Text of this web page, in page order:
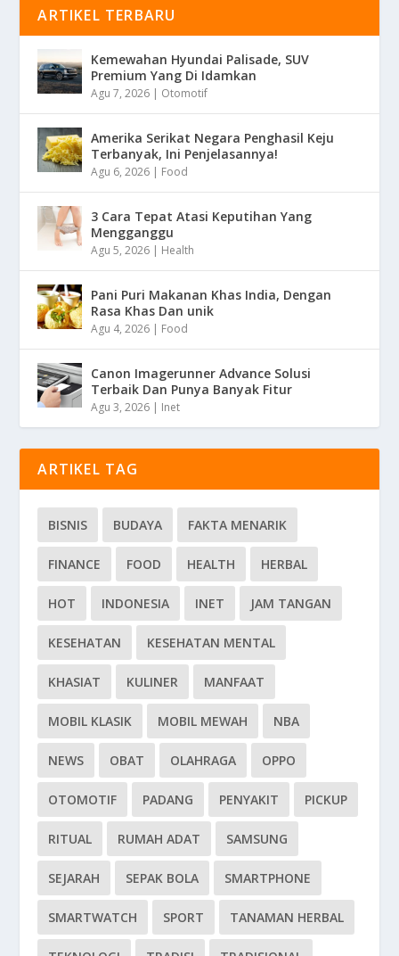
ARTIKEL TERBARU
Kemewahan Hyundai Palisade, SUV
Premium Yang Di Idamkan
Agu 7, 2026 | Otomotif
Amerika Serikat Negara Penghasil Keju
Terbanyak, Ini Penjelasannya!
Agu 6, 2026 | Food
3 Cara Tepat Atasi Keputihan Yang
Mengganggu
Agu 5, 2026 | Health
Pani Puri Makanan Khas India, Dengan
Rasa Khas Dan unik
Agu 4, 2026 | Food
Canon Imagerunner Advance Solusi
Terbaik Dan Punya Banyak Fitur
Agu 3, 2026 | Inet
ARTIKEL TAG
BISNIS BUDAYA FAKTA MENARIK
FINANCE FOOD HEALTH HERBAL
HOT INDONESIA INET JAM TANGAN
KESEHATAN KESEHATAN MENTAL
KHASIAT KULINER MANFAAT
MOBIL KLASIK MOBIL MEWAH NBA
NEWS OBAT OLAHRAGA OPPO
OTOMOTIF PADANG PENYAKIT PICKUP
RITUAL RUMAH ADAT SAMSUNG
SEJARAH SEPAK BOLA SMARTPHONE
SMARTWATCH SPORT TANAMAN HERBAL